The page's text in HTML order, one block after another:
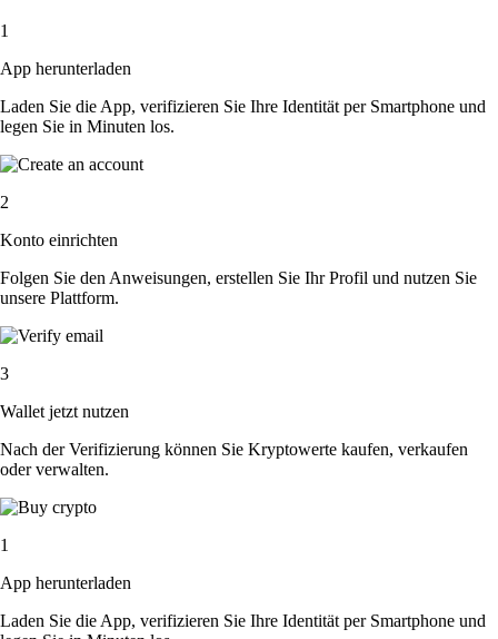
1
App herunterladen
Laden Sie die App, verifizieren Sie Ihre Identität per Smartphone und
legen Sie in Minuten los.
2
Konto einrichten
Folgen Sie den Anweisungen, erstellen Sie Ihr Profil und nutzen Sie
unsere Plattform.
3
Wallet jetzt nutzen
Nach der Verifizierung können Sie Kryptowerte kaufen, verkaufen
oder verwalten.
1
App herunterladen
Laden Sie die App, verifizieren Sie Ihre Identität per Smartphone und